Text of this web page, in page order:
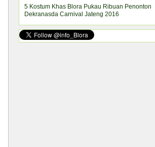
5 Kostum Khas Blora Pukau Ribuan Penonton
Dekranasda Carnival Jateng 2016